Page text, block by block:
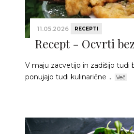
11.05.2026 RECEPTI
Recept - Ocvrti
V maju zacvetijo in zadišijo
ponujajo tudi kulinarične ... Več